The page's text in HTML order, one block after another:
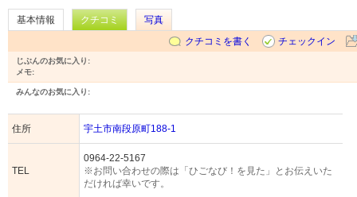
基本情報 クチコミ
写真
クチコミを書く
チェックイン
じぶんのお気に入り:
メモ:
みんなのお気に入り:
住所 宇土市南段原町188-1
TEL
0964-22-5167
※お問い合わせの際は「ひごなび！を見た」とお伝えいた
だければ幸いです。